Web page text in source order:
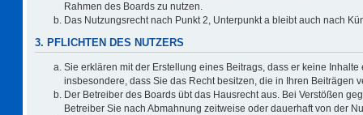
Rahmen des Boards zu nutzen.
Das Nutzungsrecht nach Punkt 2, Unterpunkt a bleibt auch nach
3. PFLICHTEN DES NUTZERS
Sie erklären mit der Erstellung eines Beitrags, dass er keine
insbesondere, dass Sie das Recht besitzen, die in Ihren Beiträgen
Der Betreiber des Boards übt das Hausrecht aus. Bei Verstößen
Betreiber Sie nach Abmahnung zeitweise oder dauerhaft von der